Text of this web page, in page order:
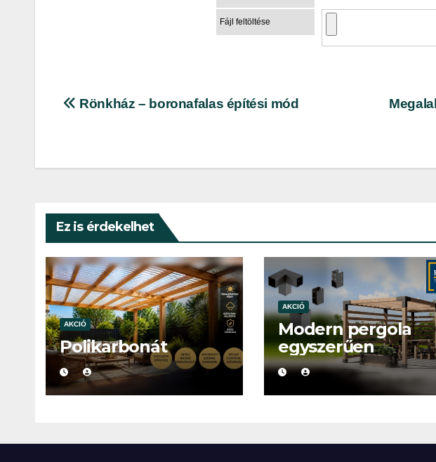
Fájl feltöltése
Bejegyzés
Rönkház – boronafalas építési mód
Ez is érdekelhet
AKCIÓ
Polikarbonát
AKCIÓ
Modern pergola
egyszerűen